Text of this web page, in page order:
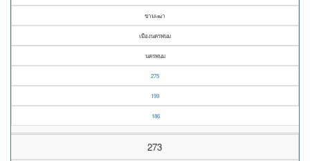
ขามเฒ่า
เมืองนครพนม
นครพนม
275
199
186
273